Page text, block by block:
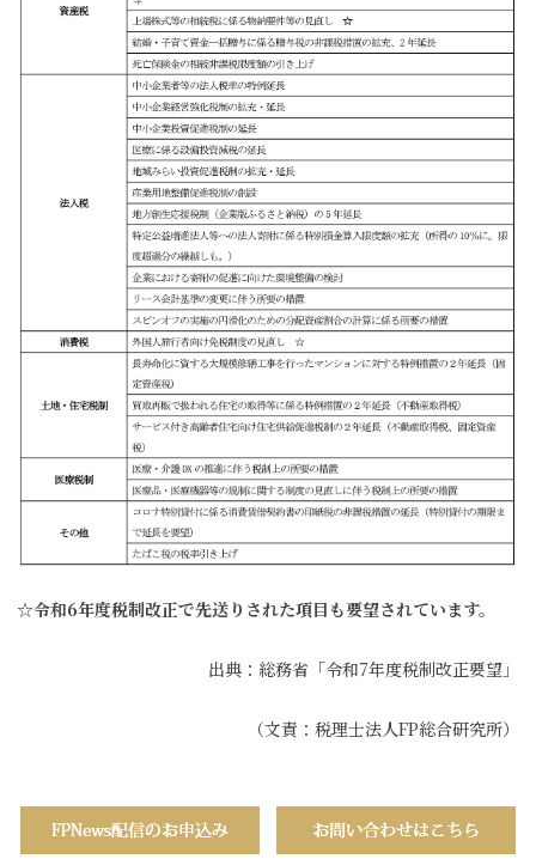
☆令和6年度税制改正で先送りされた項目も要望されています。
出典：総務省「令和7年度税制改正要望」
（文責：税理士法人FP総合研究所）